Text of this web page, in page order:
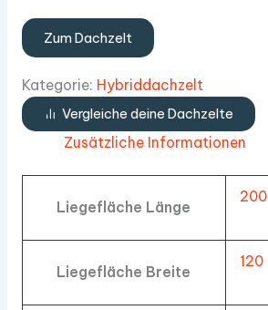
Zum Dachzelt
Kategorie: Hybriddachzelt
Vergleiche deine Dachzelte
Zusätzliche Informationen
Liegefläche Länge
200
Liegefläche Breite
120